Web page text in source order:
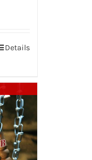
Details